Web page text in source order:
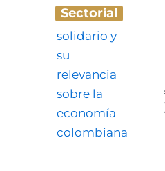
Sectorial